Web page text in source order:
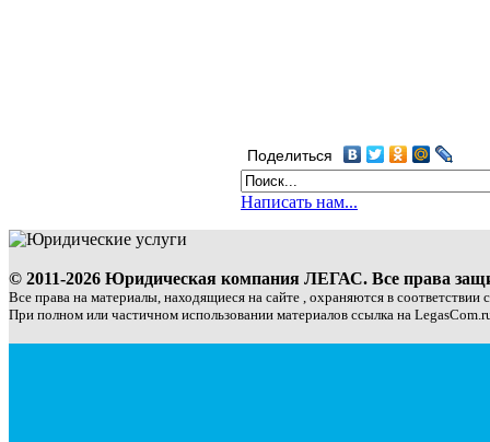
Поделиться
Написать нам...
© 2011-2026 Юридическая компания ЛЕГАС. Все права
Все права на материалы, находящиеся на сайте , охраняются в соответствии
При полном или частичном использовании материалов ссылка на